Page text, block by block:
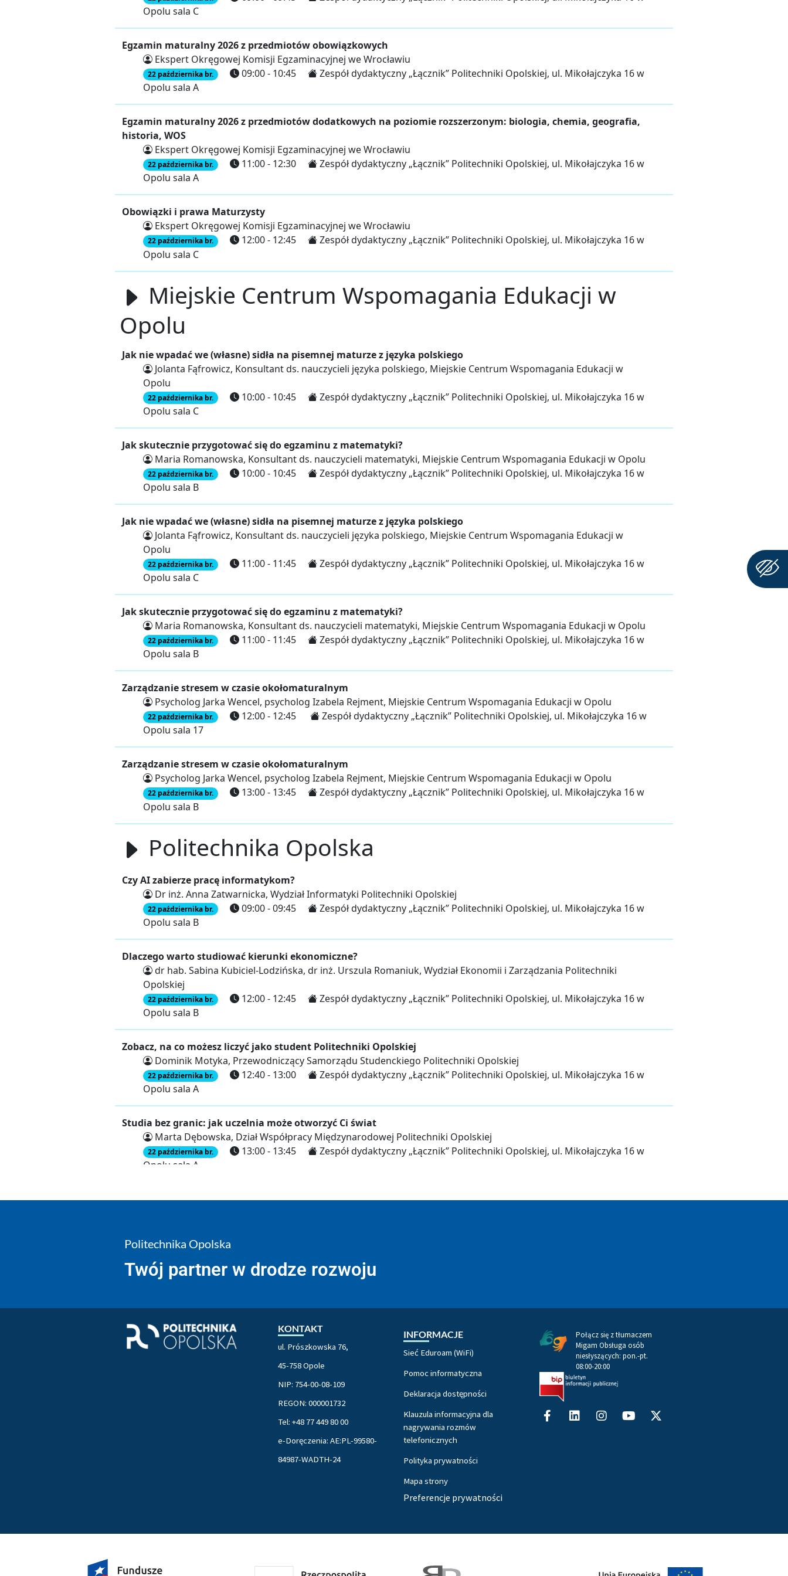
Politechnika Opolska
Twój partner w drodze rozwoju
KONTAKT
ul. Prószkowska 76,
45-758 Opole
NIP: 754-00-08-109
REGON: 000001732
Tel: +48 77 449 80 00
e-Doręczenia: AE:PL-99580-
84987-WADTH-24
INFORMACJE
Sieć Eduroam (WiFi)
Pomoc informatyczna
Deklaracja dostępności
Klauzula informacyjna dla
nagrywania rozmów
telefonicznych
Polityka prywatności
Mapa strony
Preferencje prywatności
Połącz się z tłumaczem
Migam Obsługa osób
niesłyszących: pon.-pt.
08:00-20:00
Facebook-
f
LinkedinInstagram
twitter